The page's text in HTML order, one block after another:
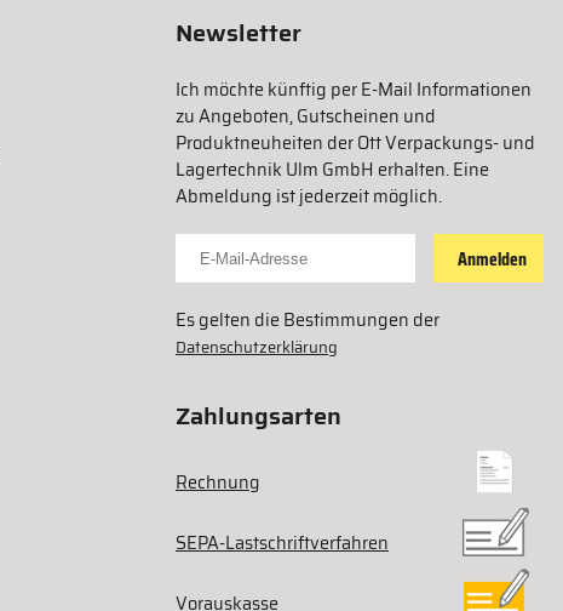
Newsletter
Ich möchte künftig per E-Mail Informationen
zu Angeboten, Gutscheinen und
Produktneuheiten der Ott Verpackungs- und
Lagertechnik Ulm GmbH erhalten. Eine
Abmeldung ist jederzeit möglich.
Für Newsletter anmelden
Anmelden
Es gelten die Bestimmungen der
Datenschutzerklärung
Zahlungsarten
Rechnung
SEPA-Lastschriftverfahren
Vorauskasse